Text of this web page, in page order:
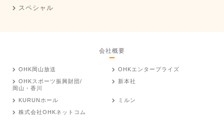
スペシャル
会社概要
OHK岡山放送
OHKエンタープライズ
OHKスポーツ振興財団/
岡山・香川
新本社
KURUNホール
ミルン
株式会社OHKネットコム